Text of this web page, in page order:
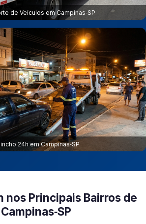
de Veículos em Campinas‑SP
24h em Campinas‑SP
nos Principais Bairros de
Campinas‑SP